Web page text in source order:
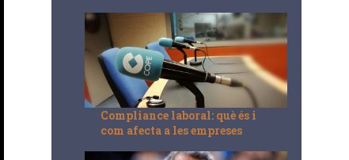
Compliance laboral: què és i
com afecta a les empreses